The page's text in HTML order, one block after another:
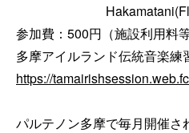
Hakamatani(Flute,
参加費：500円（施設利用料
https://
パルテノン多摩で毎月開催さ